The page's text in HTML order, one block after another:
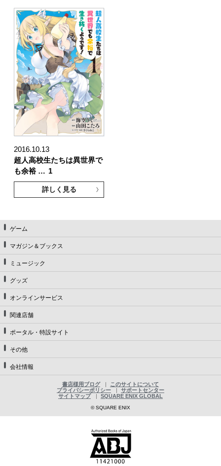
2016.10.13
超人高校生たちは異世界で
も余裕 … 1
詳しく見る
ゲーム
マガジン＆ブックス
ミュージック
グッズ
オンラインサービス
関連店舗
ポータル・特設サイト
その他
会社情報
書店様用ブログ
このサイトについて
プライバシーポリシー
サポートセンター
サイトマップ
SQUARE ENIX GLOBAL
© SQUARE ENIX